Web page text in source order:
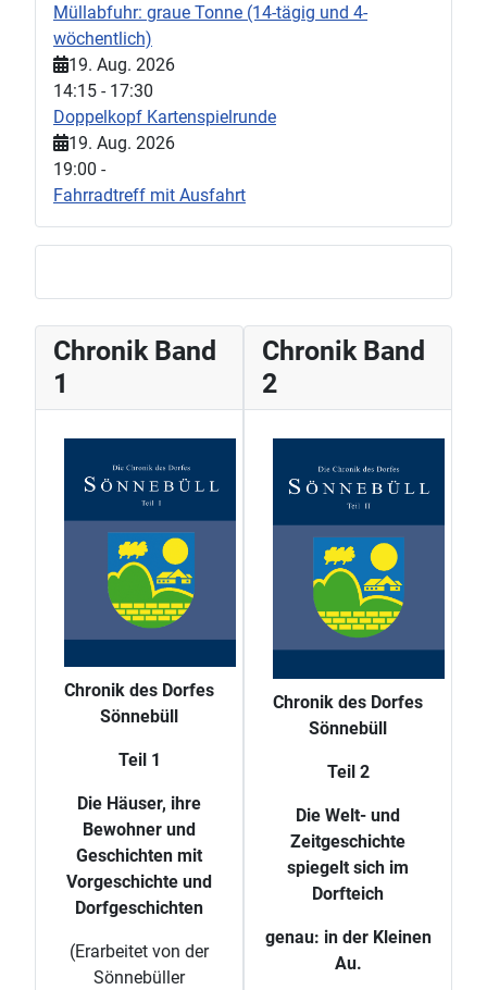
Müllabfuhr: graue Tonne (14-tägig und 4-
wöchentlich)
19. Aug. 2026
14:15 - 17:30
Doppelkopf Kartenspielrunde
19. Aug. 2026
19:00 -
Fahrradtreff mit Ausfahrt
Chronik Band
1
Chronik des Dorfes
Sönnebüll
Teil 1
Die Häuser, ihre
Bewohner und
Geschichten mit
Vorgeschichte und
Dorfgeschichten
(Erarbeitet von der
Sönnebüller
Chronik Band
2
Chronik des Dorfes
Sönnebüll
Teil 2
Die Welt- und
Zeitgeschichte
spiegelt sich im
Dorfteich
genau: in der Kleinen
Au.